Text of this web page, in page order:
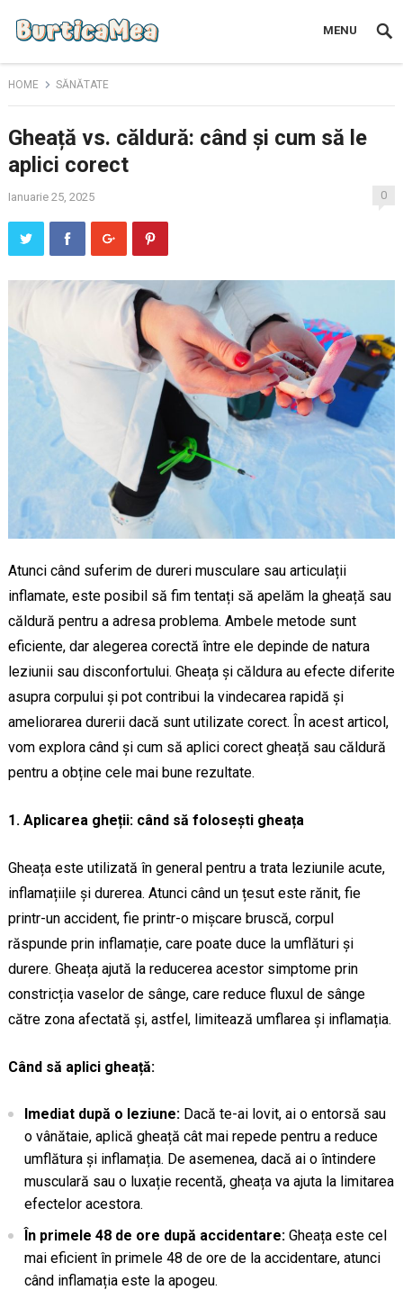
MENU
HOME SĂNĂTATE
Gheață vs. căldură: când și cum să le
aplici corect
Ianuarie 25, 2025 0
Atunci când suferim de dureri musculare sau articulații
inflamate, este posibil să fim tentați să apelăm la gheață sau
căldură pentru a adresa problema. Ambele metode sunt
eficiente, dar alegerea corectă între ele depinde de natura
leziunii sau disconfortului. Gheața și căldura au efecte diferite
asupra corpului și pot contribui la vindecarea rapidă și
ameliorarea durerii dacă sunt utilizate corect. În acest articol,
vom explora când și cum să aplici corect gheață sau căldură
pentru a obține cele mai bune rezultate.
1. Aplicarea gheții: când să folosești gheața
Gheața este utilizată în general pentru a trata leziunile acute,
inflamațiile și durerea. Atunci când un țesut este rănit, fie
printr-un accident, fie printr-o mișcare bruscă, corpul
răspunde prin inflamație, care poate duce la umflături și
durere. Gheața ajută la reducerea acestor simptome prin
constricția vaselor de sânge, care reduce fluxul de sânge
către zona afectată și, astfel, limitează umflarea și inflamația.
Când să aplici gheață:
Imediat după o leziune:Dacă te-ai lovit, ai o entorsă sau
o vânătaie, aplică gheață cât mai repede pentru a reduce
umflătura și inflamația. De asemenea, dacă ai o întindere
musculară sau o luxație recentă, gheața va ajuta la limitarea
efectelor acestora.
În primele 48 de ore după accidentare:Gheața este cel
mai eficient în primele 48 de ore de la accidentare, atunci
când inflamația este la apogeu.